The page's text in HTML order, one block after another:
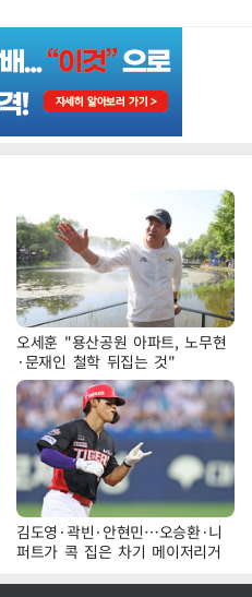
오세훈 "용산공원 아파트, 노무현
·문재인 철학 뒤집는 것"
김도영·곽빈·안현민…오승환·니
퍼트가 콕 집은 차기 메이저리거